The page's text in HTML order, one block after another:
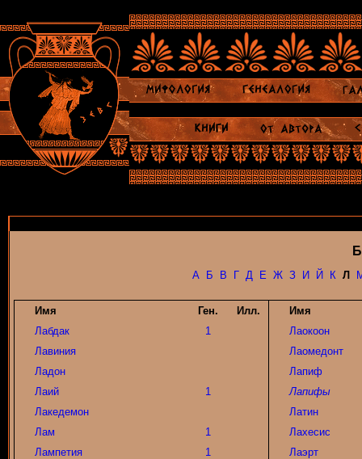
А Б В Г Д Е Ж З И Й К Л
Имя Ген.
Илл.
Лабдак
1
Лавиния
Ладон
Лаий
1
Лакедемон
Лам
1
Лампетия
1
Имя
Лаокоон
Лаомедонт
Лапиф
Лапифы
Латин
Лахесис
Лаэрт